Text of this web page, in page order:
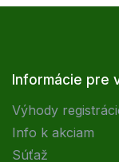
Informácie pre
Výhody
Info k akciam
Súťaž